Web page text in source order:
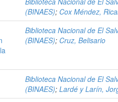
(BINAES); Cox Méndez,
Biblioteca Nacional de El
(BINAES); Cruz, Belisario
Biblioteca Nacional de El
(BINAES); Lardé y Larín,